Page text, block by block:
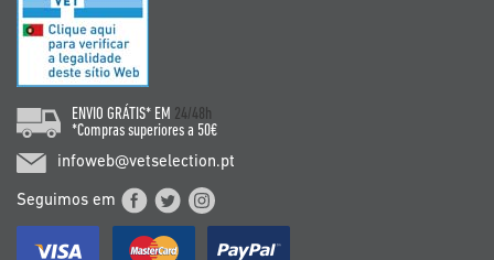
ENVIO GRÁTIS* EM 24/48h
*Compras superiores a 50€
infoweb@vetselection.pt
Seguimos em